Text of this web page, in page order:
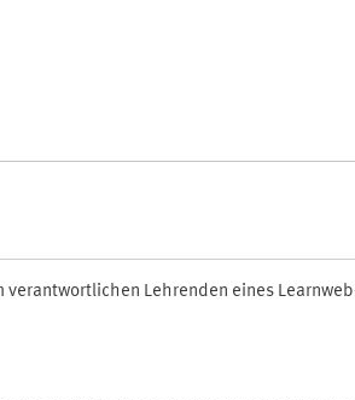
Lehrenden eines